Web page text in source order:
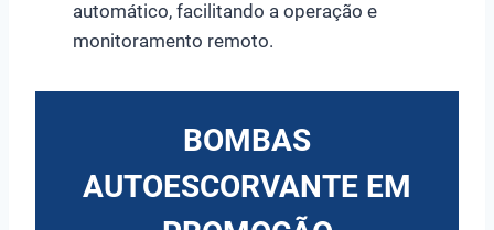
automático, facilitando a operação e
monitoramento remoto.
BOMBAS
AUTOESCORVANTE EM